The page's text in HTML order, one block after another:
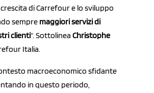
di Carrefour e lo sviluppo
sempre maggiori servizi di
clienti“. Sottolinea Christophe
Italia.
macroeconomico sfidante
in questo periodo,